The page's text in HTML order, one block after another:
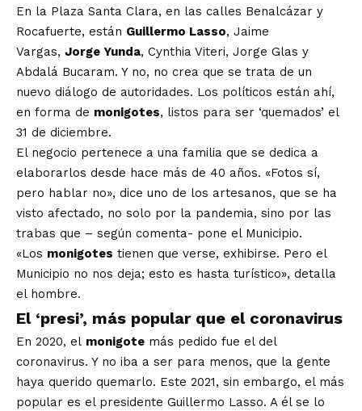
En la Plaza Santa Clara, en las calles Benalcázar y
Rocafuerte, están Guillermo Lasso, Jaime
Vargas, Jorge Yunda, Cynthia Viteri, Jorge Glas y
Abdalá Bucaram. Y no, no crea que se trata de un
nuevo diálogo de autoridades. Los políticos están ahí,
en forma de monigotes, listos para ser ‘quemados’ el
31 de diciembre.
El negocio pertenece a una familia que se dedica a
elaborarlos desde hace más de 40 años. «Fotos sí,
pero hablar no», dice uno de los artesanos, que se ha
visto afectado, no solo por la pandemia, sino por las
trabas que – según comenta- pone el Municipio.
«Los monigotes tienen que verse, exhibirse. Pero el
Municipio no nos deja; esto es hasta turístico», detalla
el hombre.
El ‘presi’, más popular que el coronavirus
En 2020, el monigote más pedido fue el del
coronavirus. Y no iba a ser para menos, que la gente
haya querido quemarlo. Este 2021, sin embargo, el más
popular es el presidente Guillermo Lasso. A él se lo